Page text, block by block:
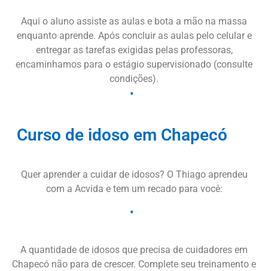
Aqui o aluno assiste as aulas e bota a mão na massa
enquanto aprende. Após concluir as aulas pelo celular e
entregar as tarefas exigidas pelas professoras,
encaminhamos para o estágio supervisionado (consulte
condições).
Curso de idoso em Chapecó
Quer aprender a cuidar de idosos? O Thiago aprendeu
com a Acvida e tem um recado para você:
A quantidade de idosos que precisa de cuidadores em
Chapecó não para de crescer. Complete seu treinamento e